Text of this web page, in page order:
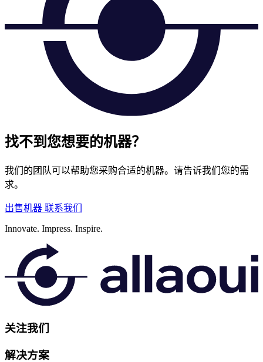
找不到您想要的机器？
我们的团队可以帮助您采购合适的机器。请告诉我们您的需
求。
出售机器 联系我们
Innovate. Impress. Inspire.
关注我们
解决方案